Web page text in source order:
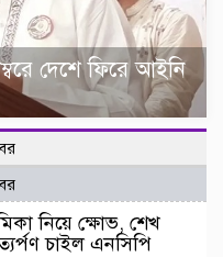
দেশে ফিরে আইনি
নিয়ে ক্ষোভ, শেখ
চাইল এনসিপি